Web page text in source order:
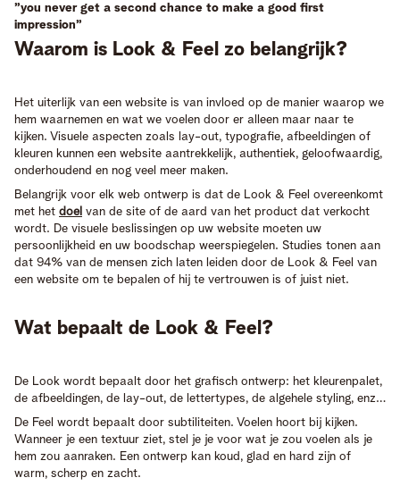
”you never get a second chance to make a good first
impression”
Waarom is Look & Feel zo belangrijk?
Het uiterlijk van een website is van invloed op de manier waarop we
hem waarnemen en wat we voelen door er alleen maar naar te
kijken. Visuele aspecten zoals lay-out, typografie, afbeeldingen of
kleuren kunnen een website aantrekkelijk, authentiek, geloofwaardig,
onderhoudend en nog veel meer maken.
Belangrijk voor elk web ontwerp is dat de Look & Feel overeenkomt
met het doel van de site of de aard van het product dat verkocht
wordt. De visuele beslissingen op uw website moeten uw
persoonlijkheid en uw boodschap weerspiegelen. Studies tonen aan
dat 94% van de mensen zich laten leiden door de Look & Feel van
een website om te bepalen of hij te vertrouwen is of juist niet.
Wat bepaalt de Look & Feel?
De Look wordt bepaalt door het grafisch ontwerp: het kleurenpalet,
de afbeeldingen, de lay-out, de lettertypes, de algehele styling, enz…
De Feel wordt bepaalt door subtiliteiten. Voelen hoort bij kijken.
Wanneer je een textuur ziet, stel je je voor wat je zou voelen als je
hem zou aanraken. Een ontwerp kan koud, glad en hard zijn of
warm, scherp en zacht.